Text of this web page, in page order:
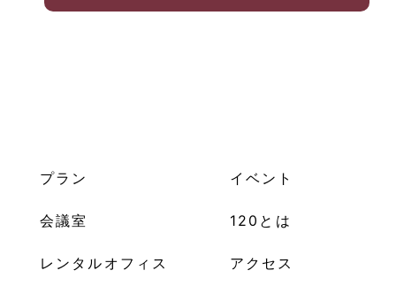
プラン
会議室 120とは
レンタルオフィス
イベント
アクセス